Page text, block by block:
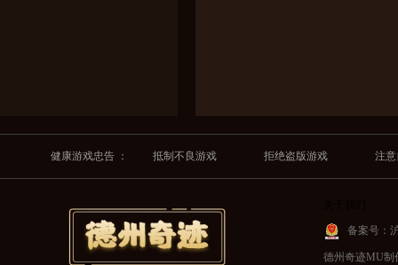
健康游戏忠告 ： 抵制不良游戏 拒绝盗版游戏 注
备案号：
德州奇迹MU制